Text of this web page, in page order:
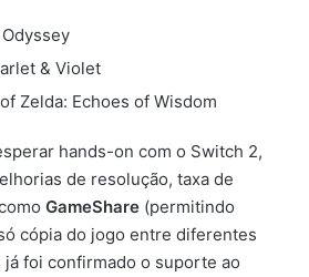
& Violet
Zelda: Echoes of Wisdom
hands-on com o Switch 2,
de resolução, taxa de
GameShare (permitindo
cópia do jogo entre diferentes
foi confirmado o suporte ao